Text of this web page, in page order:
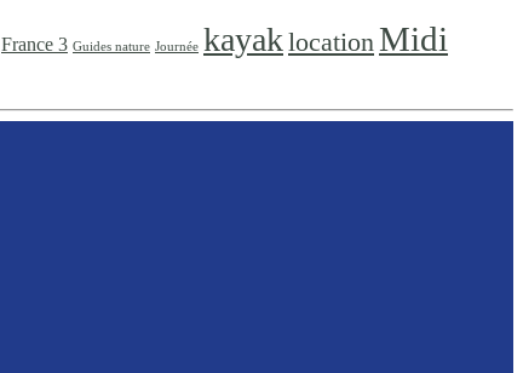
France 3 Guides nature Journée kayak location Midi